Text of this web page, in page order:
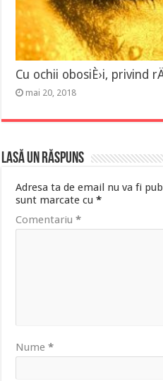
Cu ochii obosiÈ›i, privind
mai 20, 2018
Lasă un răspuns
Adresa ta de email nu va fi
sunt marcate cu*
Comentariu*
Nume*